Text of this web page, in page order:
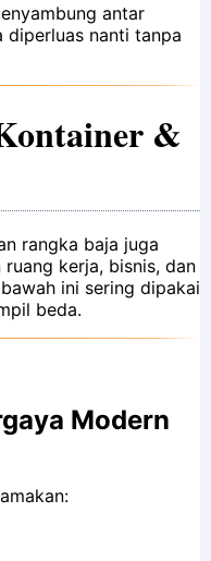
antar
diperluas nanti tanpa
&
rangka baja juga
kerja, bisnis, dan
ini sering dipakai
beda.
Modern